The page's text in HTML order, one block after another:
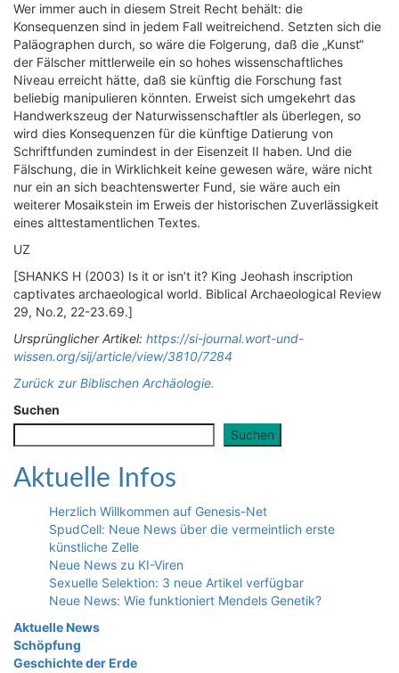
Wer immer auch in diesem Streit Recht behält: die
Konsequenzen sind in jedem Fall weitreichend. Setzten sich die
Paläographen durch, so wäre die Folgerung, daß die „Kunst“
der Fälscher mittlerweile ein so hohes wissenschaftliches
Niveau erreicht hätte, daß sie künftig die Forschung fast
beliebig manipulieren könnten. Erweist sich umgekehrt das
Handwerkszeug der Naturwissenschaftler als überlegen, so
wird dies Konsequenzen für die künftige Datierung von
Schriftfunden zumindest in der Eisenzeit II haben. Und die
Fälschung, die in Wirklichkeit keine gewesen wäre, wäre nicht
nur ein an sich beachtenswerter Fund, sie wäre auch ein
weiterer Mosaikstein im Erweis der historischen Zuverlässigkeit
eines alttestamentlichen Textes.
UZ
[SHANKS H (2003) Is it or isn’t it? King Jeohash inscription
captivates archaeological world. Biblical Archaeological Review
29, No.2, 22-23.69.]
Ursprünglicher Artikel: https://si-journal.wort-und-
wissen.org/sij/article/view/3810/7284
Zurück zur Biblischen Archäologie.
Suchen
Suchen
Aktuelle Infos
Herzlich Willkommen auf Genesis-Net
SpudCell: Neue News über die vermeintlich erste
künstliche Zelle
Neue News zu KI-Viren
Sexuelle Selektion: 3 neue Artikel verfügbar
Neue News: Wie funktioniert Mendels Genetik?
Aktuelle News
Schöpfung
Geschichte der Erde